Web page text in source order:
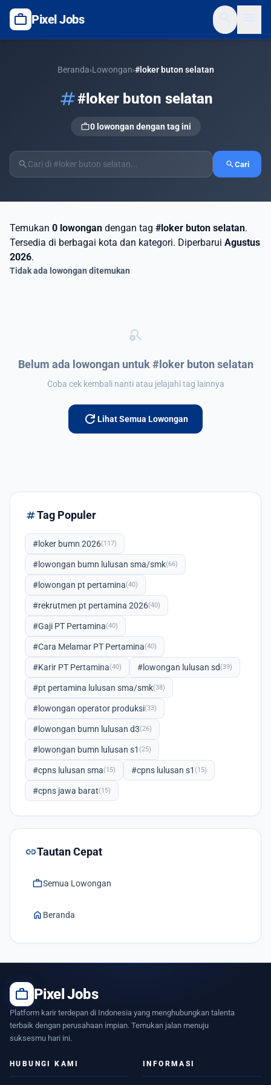
work Pixel Jobs
Beranda›Lowongan›#loker buton selatan
tag#loker buton selatan
work0 lowongan dengan tag ini
search searchCari
Temukan 0 lowongan dengan tag #loker buton selatan.
Tersedia di berbagai kota dan kategori. Diperbarui Agustus
2026.
Tidak ada lowongan ditemukan
search_off
Belum ada lowongan untuk #loker buton selatan
Coba cek kembali nanti atau jelajahi tag lainnya
refresh Lihat Semua Lowongan
tagTag Populer
#loker bumn 2026(117)
#lowongan bumn lulusan sma/smk(66)
#lowongan pt pertamina(40)
#rekrutmen pt pertamina 2026(40)
#Gaji PT Pertamina(40)
#Cara Melamar PT Pertamina(40)
#Karir PT Pertamina(40) #lowongan lulusan sd(39)
#pt pertamina lulusan sma/smk(38)
#lowongan operator produksi(33)
#lowongan bumn lulusan d3(26)
#lowongan bumn lulusan s1 (25)
#cpns lulusan sma(15) #cpns lulusan s1 (15)
#cpns jawa barat(15)
linkTautan Cepat
workSemua Lowongan
home Beranda
work Pixel Jobs
Platform karir terdepan di Indonesia yang menghubungkan talenta
terbaik dengan perusahaan impian. Temukan jalan menuju
suksesmu hari ini.
HUBUNGI KAMI INFORMASI